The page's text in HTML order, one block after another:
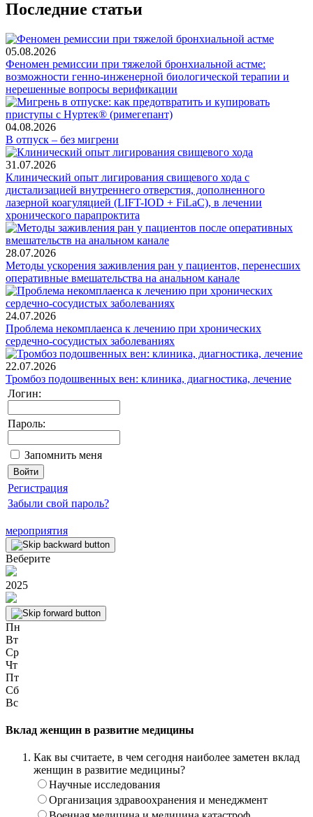
Последние статьи
05.08.2026
Феномен ремиссии при тяжелой бронхиальной астме:
возможности генно-инженерной биологической терапии и
нерешенные вопросы верификации
04.08.2026
В отпуск – без мигрени
31.07.2026
Клинический опыт лигирования свищевого хода с
дистализацией внутреннего отверстия, дополненного
лазерной коагуляцией (LIFT-IOD + FiLaC), в лечении
хронического парапроктита
28.07.2026
Методы ускорения заживления ран у пациентов, перенесших
оперативные вмешательства на анальном канале
24.07.2026
Проблема некомплаенса к лечению при хронических
сердечно-сосудистых заболеваниях
22.07.2026
Тромбоз подошвенных вен: клиника, диагностика, лечение
Логин:
Пароль:
Запомнить меня
Регистрация
Забыли свой пароль?
мероприятия
Веберите
2025
Пн
Вт
Ср
Чт
Пт
Сб
Вс
Вклад женщин в развитие медицины
Как вы считаете, в чем сегодня наиболее заметен вклад
женщин в развитие медицины?
Научные исследования
Организация здравоохранения и менеджмент